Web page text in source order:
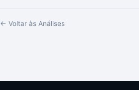
← Voltar às Análises